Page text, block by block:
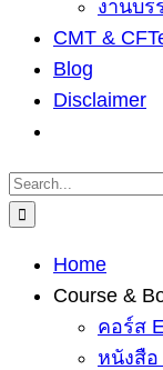
งานบร
CMT &
Blog
Disclaimer
Search
for:
Home
Course &
คอร์ส
หนังสือ